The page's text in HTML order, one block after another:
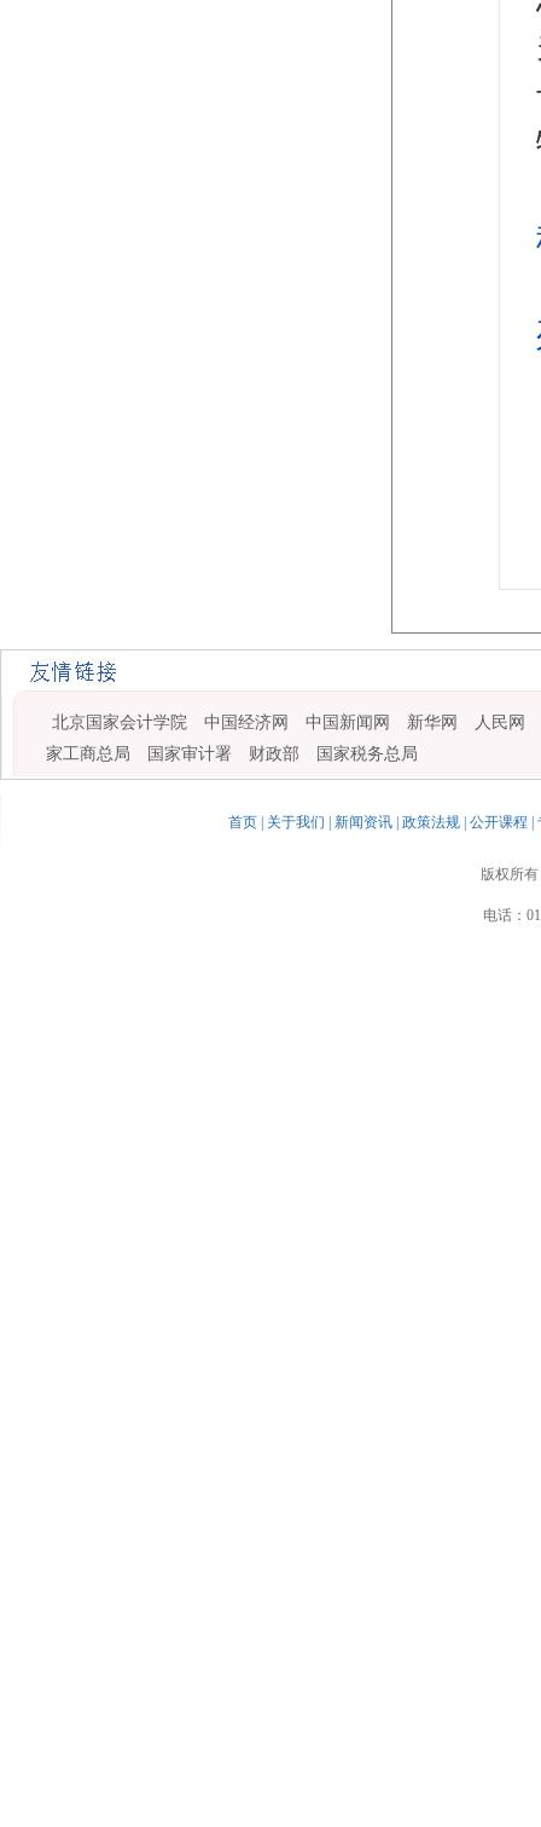
北京国家会计学院 中国经济网 中国新闻网 新华网
人民网
家工商总局
国家审计署 财政部 国家税务总局
首页 关于我们 新闻资讯 政策法规 公开课程
版权所
电话：